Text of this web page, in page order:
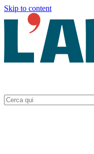
Skip to content